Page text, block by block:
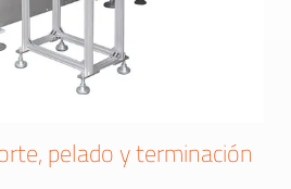
pelado y terminación